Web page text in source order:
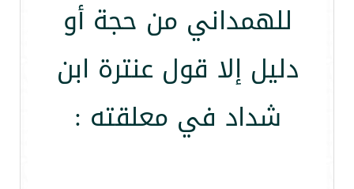
للهمداني من حجة أو
دليل إلا قول عنترة ابن
شداد في معلقته :